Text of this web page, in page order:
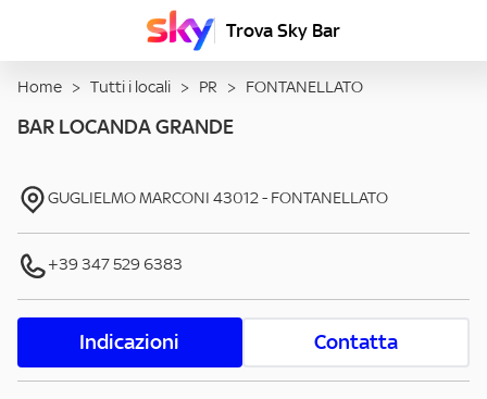
Trova Sky Bar
Home > Tutti i locali > PR > FONTANELLATO
BAR LOCANDA GRANDE
GUGLIELMO MARCONI 43012- FONTANELLATO
+39 347 529 6383
Indicazioni Contatta